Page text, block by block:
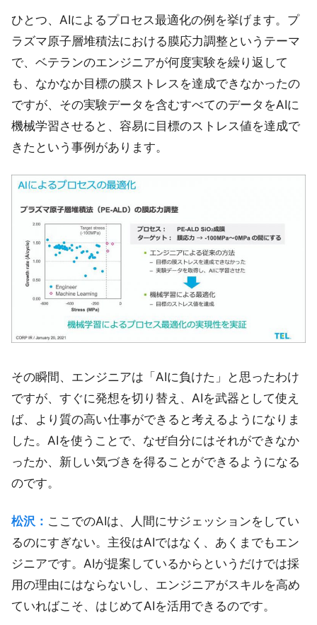
ひとつ、AIによるプロセス最適化の例を挙げます。プ
ラズマ原子層堆積法における膜応力調整というテーマ
で、ベテランのエンジニアが何度実験を繰り返して
も、なかなか目標の膜ストレスを達成できなかったの
ですが、その実験データを含むすべてのデータをAIに
機械学習させると、容易に目標のストレス値を達成で
きたという事例があります。
その瞬間、エンジニアは「AIに負けた」と思ったわけ
ですが、すぐに発想を切り替え、AIを武器として使え
ば、より質の高い仕事ができると考えるようになりま
した。AIを使うことで、なぜ自分にはそれができなか
ったか、新しい気づきを得ることができるようになる
のです。
松沢： ここでのAIは、人間にサジェッションをしてい
るのにすぎない。主役はAIではなく、あくまでもエン
ジニアです。AIが提案しているからというだけでは採
用の理由にはならないし、エンジニアがスキルを高め
ていればこそ、はじめてAIを活用できるのです。